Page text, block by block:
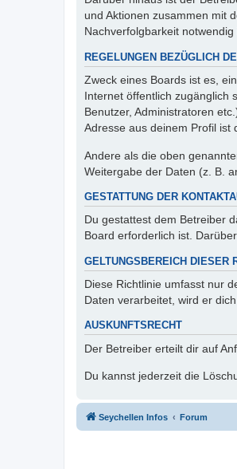
und Aktionen zusammen mit
Nachverfolgbarkeit notwendig
REGELUNGEN BEZÜGLICH
Zweck eines Boards ist es,
Internet öffentlich zugänglich
Benutzer, Administratoren
Adresse aus deinem Profil ist
Andere als die oben
Weitergabe der Daten (z. B.
GESTATTUNG DER
Du gestattest dem Betreiber
Board erforderlich ist.
GELTUNGSBEREICH DIESER
Diese Richtlinie umfasst nur
Daten verarbeitet, wird er
AUSKUNFTSRECHT
Der Betreiber erteilt dir auf
Du kannst jederzeit die
Seychellen Infos Forum